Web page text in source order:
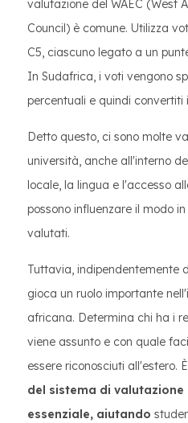
valutazione del WAEC (West
Council) è comune. Utilizza
C5, ciascuno legato a un
In Sudafrica, i voti vengono
percentuali e quindi convertiti
Detto questo, ci sono molte
università, anche all'interno
locale, la lingua e l'accesso
possono influenzare il modo
valutati.
Tuttavia, indipendentemente
gioca un ruolo importante
africana. Determina chi ha i
viene assunto e con quale
essere riconosciuti all'estero.
del sistema di
essenziale, aiutando